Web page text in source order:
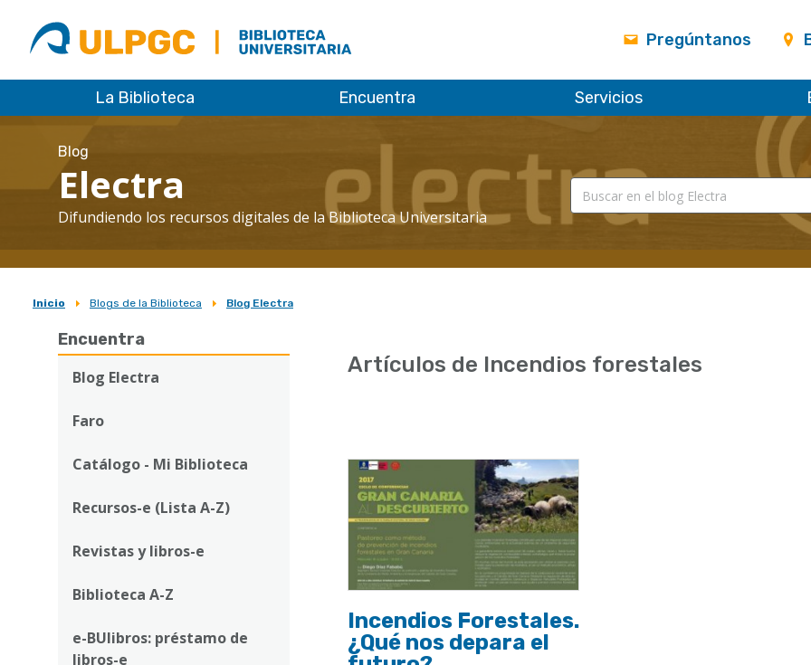
ULPGC
Biblioteca
ULPGC
Pregúntanos
La Biblioteca Encuentra Servicios
Blog
Electra
Difundiendo los recursos digitales de la Biblioteca Universitaria
Sobrescribir
enlaces
ayuda
navegación
Inicio Blogs de la Biblioteca Blog Electra
Encuentra
Blog Electra
Faro
Catálogo - Mi Biblioteca
Recursos-e (Lista A-Z)
Revistas y libros-e
Biblioteca A-Z
e-BUlibros: préstamo de
libros-e
Artículos de Incendios forestales
Incendios Forestales.
¿Qué nos depara el